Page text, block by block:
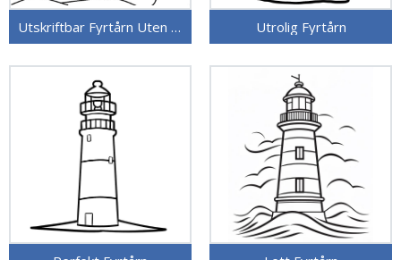
Utskriftbar Fyrtårn Uten Kostnad Utrolig Fyrtårn